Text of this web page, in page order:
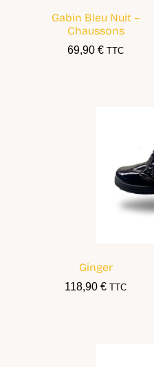
Gabin Bleu Nuit –
Chaussons
69,90€ TTC
Ginger
118,90€ TTC